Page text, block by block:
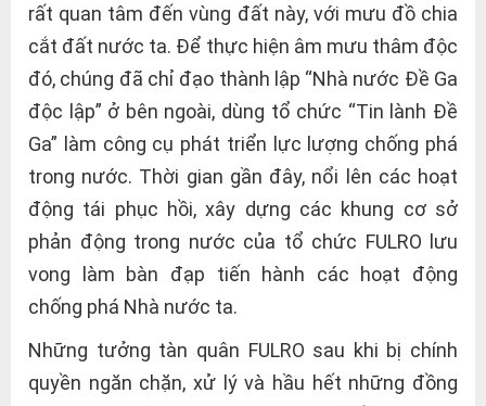
rất quan tâm đến vùng đất này, với mưu đồ chia
cắt đất nước ta. Để thực hiện âm mưu thâm độc
đó, chúng đã chỉ đạo thành lập “Nhà nước Đề Ga
độc lập” ở bên ngoài, dùng tổ chức “Tin lành Đề
Ga” làm công cụ phát triển lực lượng chống phá
trong nước. Thời gian gần đây, nổi lên các hoạt
động tái phục hồi, xây dựng các khung cơ sở
phản động trong nước của tổ chức FULRO lưu
vong làm bàn đạp tiến hành các hoạt động
chống phá Nhà nước ta.
Những tưởng tàn quân FULRO sau khi bị chính
quyền ngăn chặn, xử lý và hầu hết những đồng